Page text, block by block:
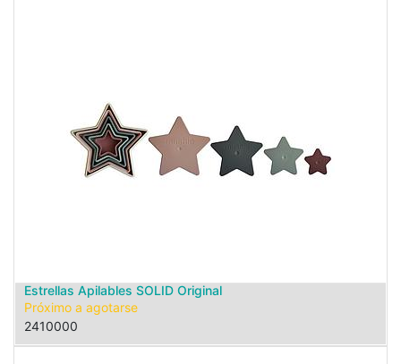
Estrellas Apilables SOLID Original
Próximo a agotarse
2410000